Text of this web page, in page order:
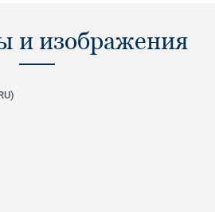
и изображения